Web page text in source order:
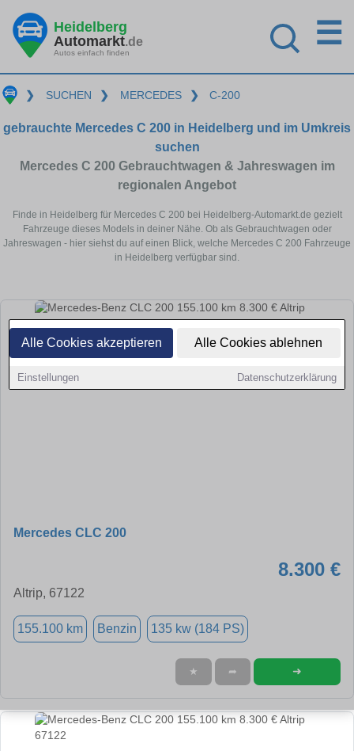
Alle Cookies akzeptieren Alle Cookies ablehnen
Einstellungen Datenschutzerklärung
Heidelberg
Automarkt.de
Autos einfach finden
☰
❯ SUCHEN ❯ MERCEDES ❯ C-200
gebrauchte Mercedes C 200 in Heidelberg und im Umkreis
suchen
Mercedes C 200 Gebrauchtwagen & Jahreswagen im
regionalen Angebot
Finde in Heidelberg für Mercedes C 200 bei Heidelberg-Automarkt.de gezielt
Fahrzeuge dieses Models in deiner Nähe. Ob als Gebrauchtwagen oder
Jahreswagen - hier siehst du auf einen Blick, welche Mercedes C 200 Fahrzeuge
in Heidelberg verfügbar sind.
Mercedes CLC 200
8.300 €
Altrip, 67122
155.100 km Benzin 135 kw (184 PS)
★ ➦ ➜